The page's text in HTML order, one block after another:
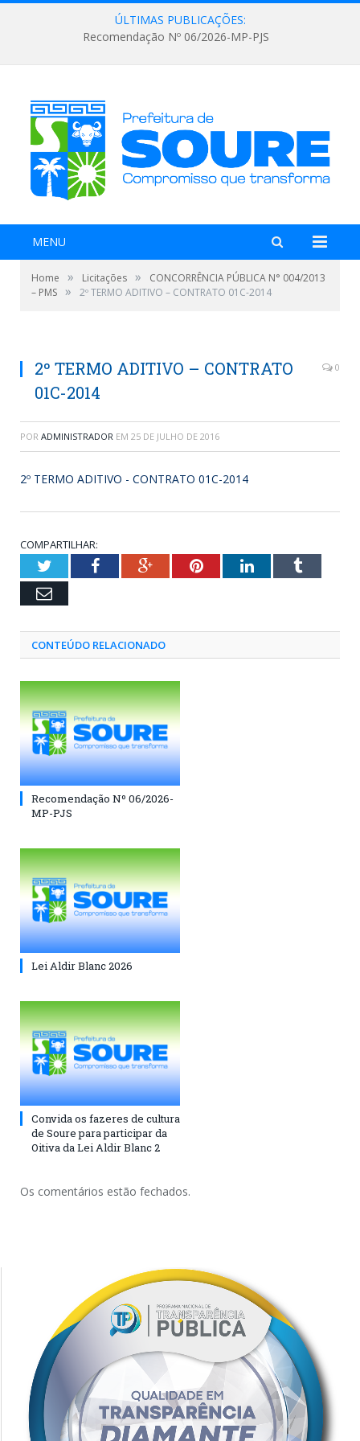
ÚLTIMAS PUBLICAÇÕES:
Recomendação Nº 06/2026-MP-PJS
MENU
Home » Licitações »
CONCORRÊNCIA PÚBLICA N° 004/2013
– PMS » 2º TERMO ADITIVO – CONTRATO 01C-2014
2º TERMO ADITIVO – CONTRATO
01C-2014
0
POR ADMINISTRADOR EM 25 DE JULHO DE 2016
2º TERMO ADITIVO - CONTRATO 01C-2014
COMPARTILHAR:
TwitterFacebookGoogle+PinterestLinkedInTumblr
Email
CONTEÚDO RELACIONADO
Recomendação Nº 06/2026-
MP-PJS
Lei Aldir Blanc 2026
Convida os fazeres de cultura
de Soure para participar da
Oitiva da Lei Aldir Blanc 2
Os comentários estão fechados.